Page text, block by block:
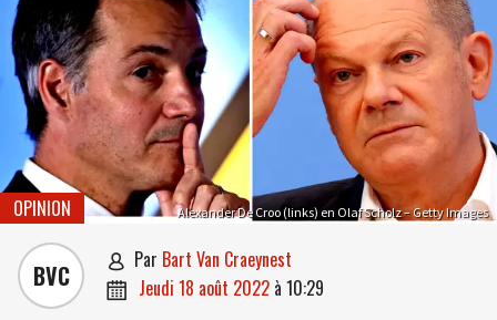
Alexander De Croo (links) en Olaf Scholz – Getty Images
OPINION
BVC  par Bart Van Craeynest
 jeudi 18 août 2022 à 10:29